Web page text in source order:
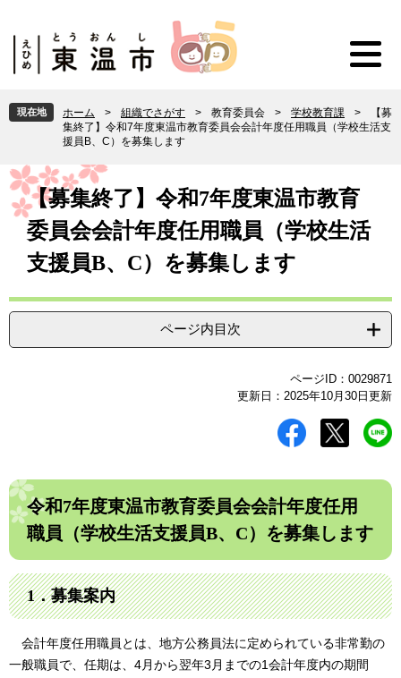
頭
で
飛
ば
本
現在地 ホーム > 組織でさがす > 教育委員会 > 学校教育課 >
【募
集終了】令和7年度東温市教育委員会会計年度任用職員（学校生活支
援員B、C）を募集します
本
文 【募集終了】令和7年度東温市教育
委員会会計年度任用職員（学校生活
支援員B、C）を募集します
ページ内目次
ページID：0029871
更新日：2025年10月30日更新
令和7年度東温市教育委員会会計年度任用
職員（学校生活支援員B、C）を募集します
1．募集案内
会計年度任用職員とは、地方公務員法に定められている非常勤の
一般職員で、任期は、4月から翌年3月までの1会計年度内の期間